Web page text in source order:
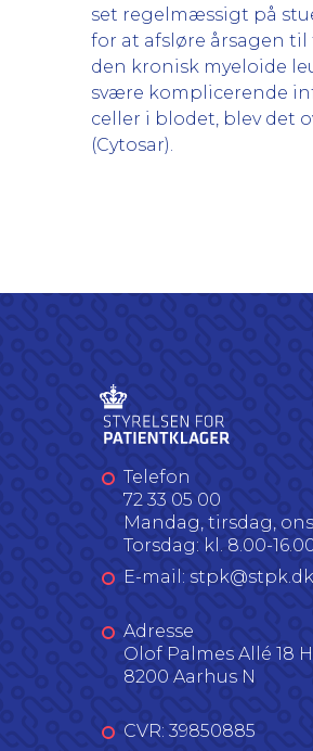
set regelmæssigt på
for at afsløre årsagen
den kronisk myeloide
svære komplicerende
celler i blodet, blev det
(Cytosar).
Telefon
72 33 05 00
Mandag, tirsdag,
Torsdag: kl. 8.00-
E-mail: stpk@stpk.dk
Adresse
Olof Palmes Allé 18 H
8200 Aarhus N
CVR: 39850885